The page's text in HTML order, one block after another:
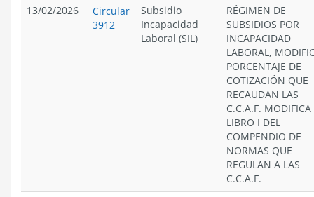
13/02/2026
Circular
3912
Subsidio
Incapacidad
Laboral (SIL)
RÉGIMEN DE
SUBSIDIOS POR
INCAPACIDAD
LABORAL,
PORCENTAJE DE
COTIZACIÓN QUE
RECAUDAN LAS
C.C.A.F. MODIFICA
LIBRO I DEL
COMPENDIO DE
NORMAS QUE
REGULAN A LAS
C.C.A.F.